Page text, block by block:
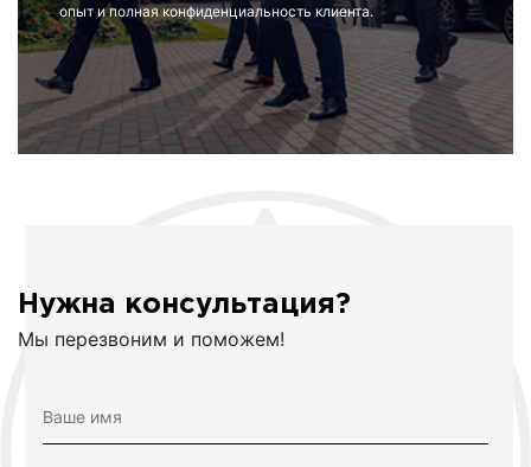
опыт и полная конфиденциальность клиента.
Нужна консультация?
Мы перезвоним и поможем!